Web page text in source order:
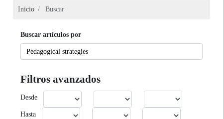
Inicio Buscar
Buscar artículos por
Filtros avanzados
Desde
Hasta